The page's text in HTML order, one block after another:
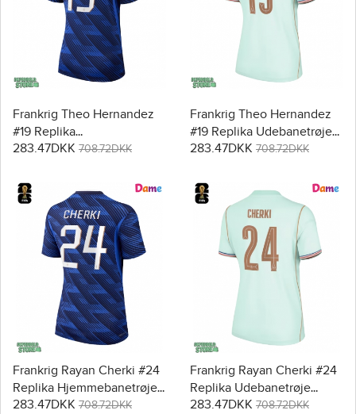
Frankrig Theo Hernandez
#19 Replika
Hjemmebanetrøje Dame
283.47DKK 708.72DKK
Frankrig Theo Hernandez
#19 Replika Udebanetrøje
Dame VM 2026 Kortærmet
283.47DKK 708.72DKK
Frankrig Rayan Cherki #24
Replika Hjemmebanetrøje
Dame VM 2026 Kortærmet
283.47DKK 708.72DKK
Frankrig Rayan Cherki #24
Replika Udebanetrøje
Dame VM 2026 Kortærmet
283.47DKK 708.72DKK